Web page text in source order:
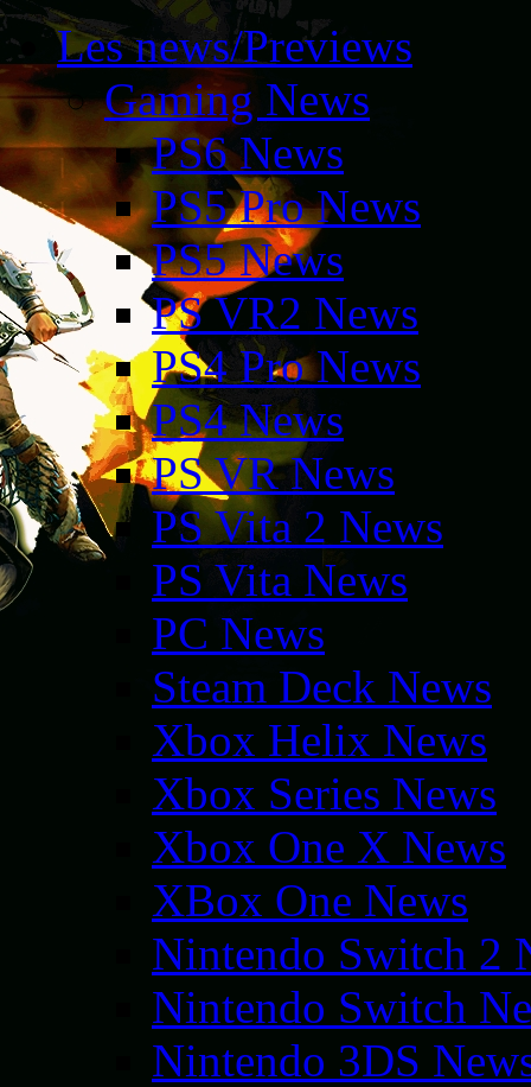
Les news/Previews
Gaming News
PS6 News
PS5 Pro News
PS5 News
PS VR2 News
PS4 Pro News
PS4 News
PS VR News
PS Vita 2 News
PS Vita News
PC News
Steam Deck News
Xbox Helix News
Xbox Series News
Xbox One X News
XBox One News
Nintendo Switch 2
Nintendo Switch
Nintendo 3DS